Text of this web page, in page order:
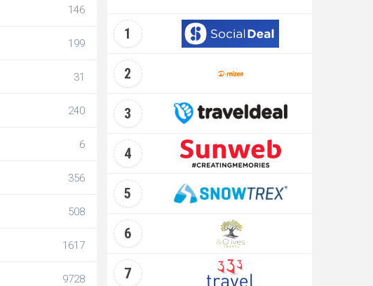
146
199
31
240
6
356
508
1617
9728
1
2
3
4
5
6
7